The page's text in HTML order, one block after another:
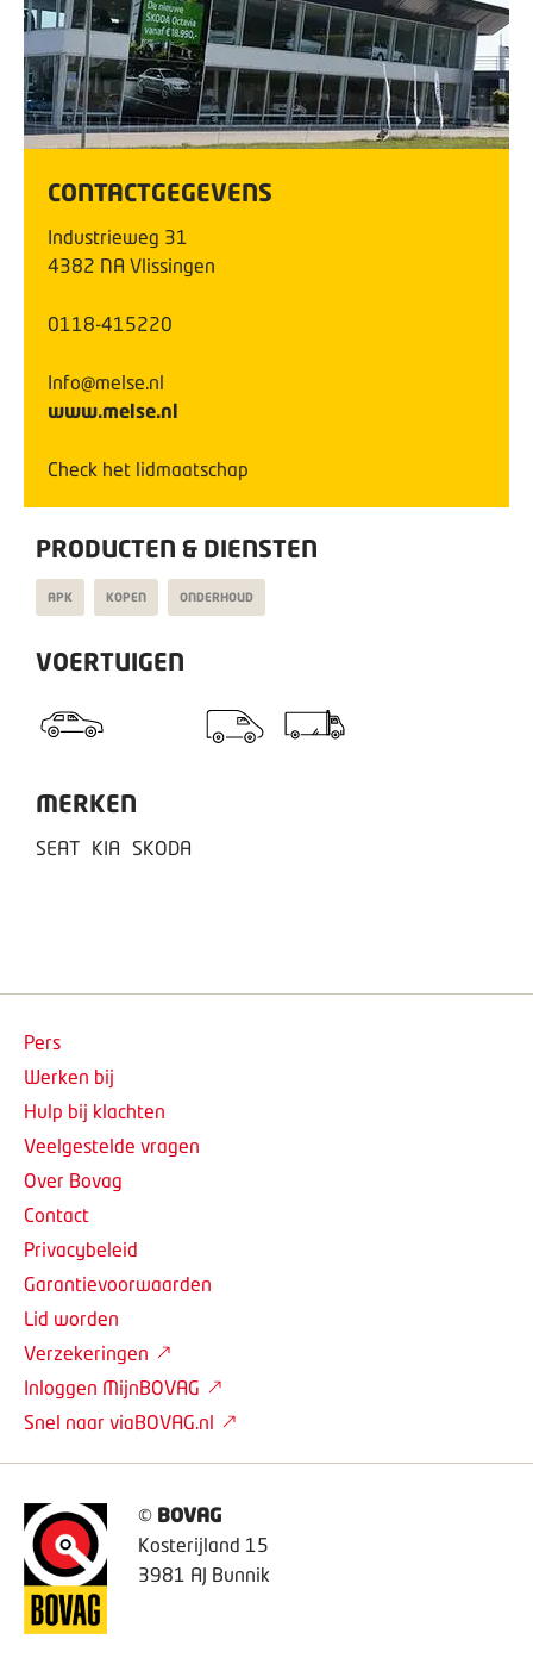
CONTACTGEGEVENS
Industrieweg 31
4382 NA Vlissingen
0118-415220
Info@melse.nl
www.melse.nl
Check het lidmaatschap
PRODUCTEN & DIENSTEN
APK KOPEN ONDERHOUD
VOERTUIGEN
MERKEN
SEAT KIA SKODA
© BOVAG
Kosterijland 15
3981 AJ Bunnik
Pers
Werken bij
Hulp bij klachten
Veelgestelde vragen
Over Bovag
Contact
Privacybeleid
Garantievoorwaarden
Lid worden
Verzekeringen
Inloggen MijnBOVAG
Snel naar viaBOVAG.nl